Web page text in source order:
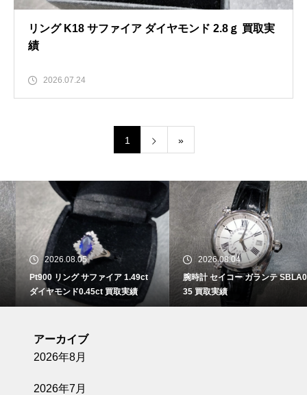
リング K18 サファイア ダイヤモンド 2.8ｇ 買取実
績
2026.07.24
1 »
2026.08.05
Pt900 リング サファイア 1.49ct
ダイヤモンド0.45ct 買取実績
2026.08.04
腕時計 セイコー ガランテ SBLA0
35 買取実績
アーカイブ
2026年8月
2026年7月